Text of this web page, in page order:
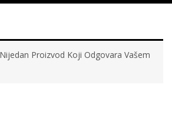
Proizvod Koji Odgovara Vašem